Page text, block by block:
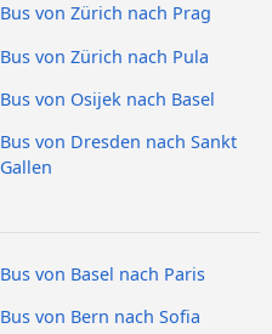
Bus von Zürich nach Prag
Bus von Zürich nach Pula
Bus von Osijek nach Basel
Bus von Dresden nach Sankt
Gallen
Bus von Basel nach Paris
Bus von Bern nach Sofia